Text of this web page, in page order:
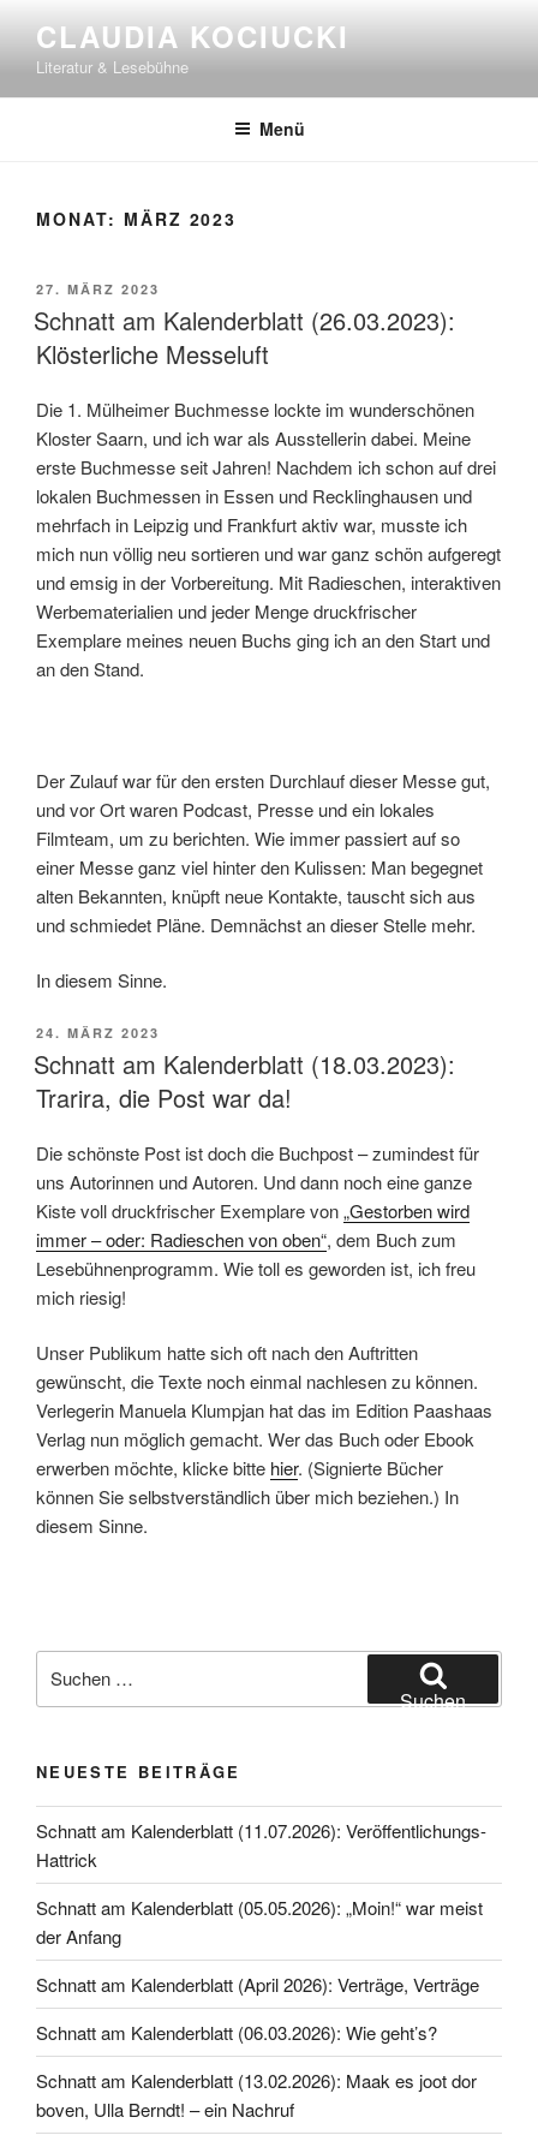
Inhalt
springen
CLAUDIA KOCIUCKI
Literatur & Lesebühne
Menü
MONAT: MÄRZ 2023
VERÖFFENTLICHT
AM
27. MÄRZ 2023
Schnatt am Kalenderblatt (26.03.2023):
Klösterliche Messeluft
Die 1. Mülheimer Buchmesse lockte im wunderschönen
Kloster Saarn, und ich war als Ausstellerin dabei. Meine
erste Buchmesse seit Jahren! Nachdem ich schon auf drei
lokalen Buchmessen in Essen und Recklinghausen und
mehrfach in Leipzig und Frankfurt aktiv war, musste ich
mich nun völlig neu sortieren und war ganz schön aufgeregt
und emsig in der Vorbereitung. Mit Radieschen, interaktiven
Werbematerialien und jeder Menge druckfrischer
Exemplare meines neuen Buchs ging ich an den Start und
an den Stand.
Der Zulauf war für den ersten Durchlauf dieser Messe gut,
und vor Ort waren Podcast, Presse und ein lokales
Filmteam, um zu berichten. Wie immer passiert auf so
einer Messe ganz viel hinter den Kulissen: Man begegnet
alten Bekannten, knüpft neue Kontakte, tauscht sich aus
und schmiedet Pläne. Demnächst an dieser Stelle mehr.
In diesem Sinne.
VERÖFFENTLICHT
AM
24. MÄRZ 2023
Schnatt am Kalenderblatt (18.03.2023):
Trarira, die Post war da!
Die schönste Post ist doch die Buchpost – zumindest für
uns Autorinnen und Autoren. Und dann noch eine ganze
Kiste voll druckfrischer Exemplare von„Gestorben wird
immer – oder: Radieschen von oben“, dem Buch zum
Lesebühnenprogramm. Wie toll es geworden ist, ich freu
mich riesig!
Unser Publikum hatte sich oft nach den Auftritten
gewünscht, die Texte noch einmal nachlesen zu können.
Verlegerin Manuela Klumpjan hat das im Edition Paashaas
Verlag nun möglich gemacht. Wer das Buch oder Ebook
erwerben möchte, klicke bitte hier. (Signierte Bücher
können Sie selbstverständlich über mich beziehen.) In
diesem Sinne.
nach:
Suchen
NEUESTE BEITRÄGE
Schnatt am Kalenderblatt (11.07.2026): Veröffentlichungs-
Hattrick
Schnatt am Kalenderblatt (05.05.2026): „Moin!“ war meist
der Anfang
Schnatt am Kalenderblatt (April 2026): Verträge, Verträge
Schnatt am Kalenderblatt (06.03.2026): Wie geht’s?
Schnatt am Kalenderblatt (13.02.2026): Maak es joot dor
boven, Ulla Berndt! – ein Nachruf